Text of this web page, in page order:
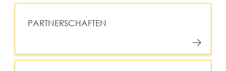
PARTNERSCHAFTEN